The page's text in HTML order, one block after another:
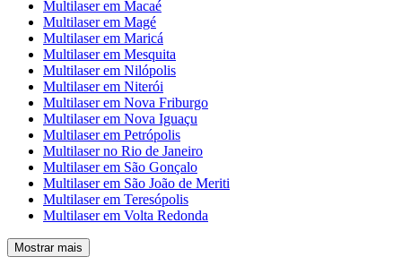
Multilaser em Macaé
Multilaser em Magé
Multilaser em Maricá
Multilaser em Mesquita
Multilaser em Nilópolis
Multilaser em Niterói
Multilaser em Nova Friburgo
Multilaser em Nova Iguaçu
Multilaser em Petrópolis
Multilaser no Rio de Janeiro
Multilaser em São Gonçalo
Multilaser em São João de Meriti
Multilaser em Teresópolis
Multilaser em Volta Redonda
Mostrar mais